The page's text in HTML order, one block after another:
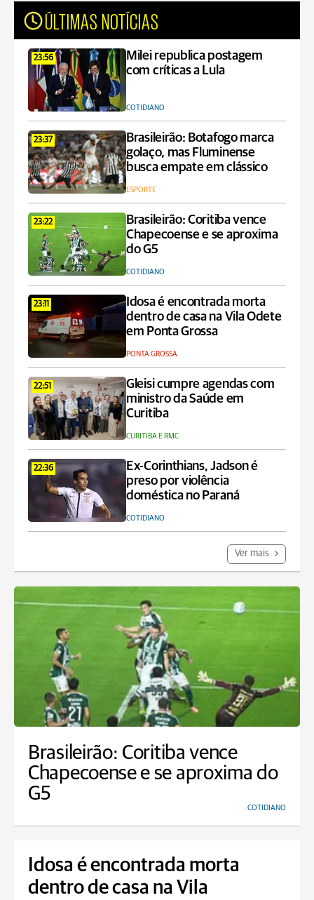
ÚLTIMAS NOTÍCIAS
23:56
Milei republica postagem
com críticas a Lula
COTIDIANO
23:37
Brasileirão: Botafogo marca
golaço, mas Fluminense
busca empate em clássico
ESPORTE
23:22
Brasileirão: Coritiba vence
Chapecoense e se aproxima
do G5
COTIDIANO
23:11
Idosa é encontrada morta
dentro de casa na Vila Odete
em Ponta Grossa
PONTA GROSSA
22:51
Gleisi cumpre agendas com
ministro da Saúde em
Curitiba
CURITIBA E RMC
22:36
Ex-Corinthians, Jadson é
preso por violência
doméstica no Paraná
COTIDIANO
Ver mais
Brasileirão: Coritiba vence
Chapecoense e se aproxima do
G5
COTIDIANO
Idosa é encontrada morta
dentro de casa na Vila